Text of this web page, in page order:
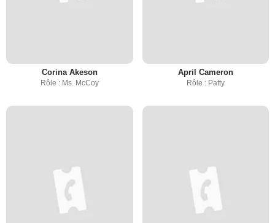
Corina Akeson
Rôle : Ms. McCoy
April Cameron
Rôle : Patty